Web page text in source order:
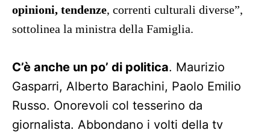
opinioni, tendenze, correnti culturali diverse”,
sottolinea la ministra della Famiglia.
C’è anche un po’ di politica. Maurizio
Gasparri, Alberto Barachini, Paolo Emilio
Russo. Onorevoli col tesserino da
giornalista. Abbondano i volti della tv